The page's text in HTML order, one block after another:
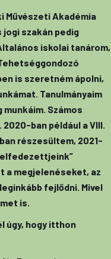
Művészeti Akadémia
szakán pedig
iskolai tanárom,
is szeretném ápolni,
Tanulmányaim
Számos
ban például a VIII.
részesültem, 2021-
a megjelenéseket, az
fejlődni. Mivel
is.
úgy, hogy itthon